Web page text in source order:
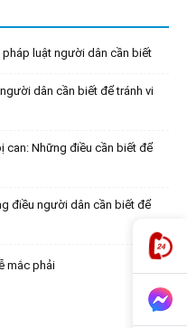
pháp luật người dân cần biết
dân cần biết để tránh vi
can: Những điều cần biết để
điều người dân cần biết để
mắc phải